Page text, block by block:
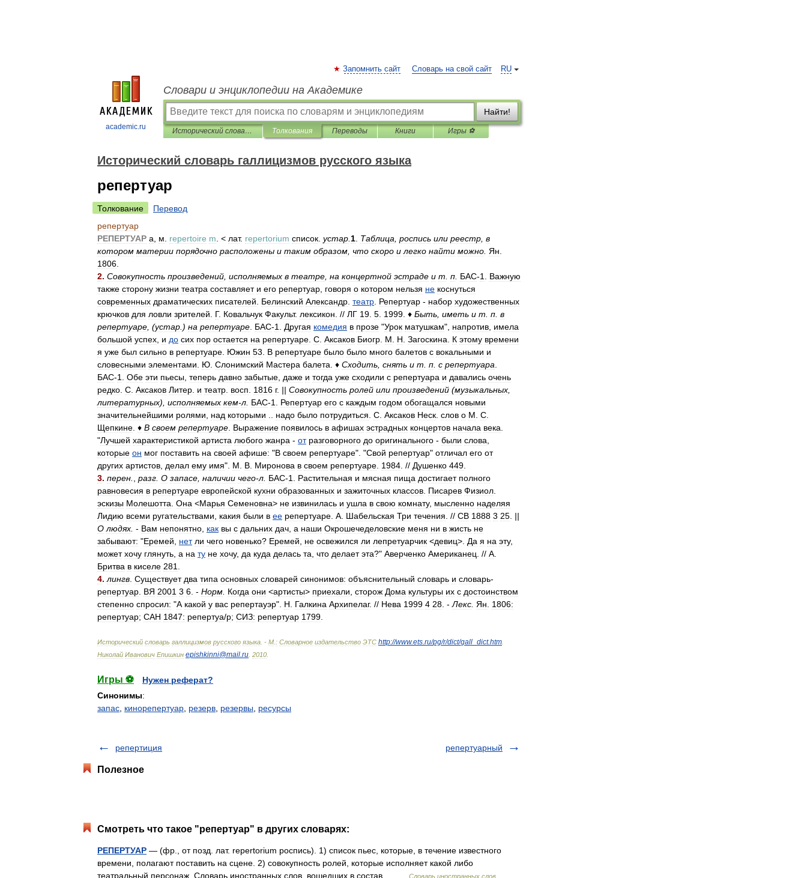
academic.ru
RU
Запомнить сайт Словарь на свой сайт
Словари и энциклопедии на Академике
Найти!
Исторический словарь галлицизмов русского языка Толкования Переводы Книги Игры ⚽
Исторический словарь галлицизмов русского языка
репертуар
Толкование
Перевод
репертуар
РЕПЕРТУАР а м repertoire m . < лат. repertorium список устар 1 Таблица роспись или реестр в
котором материи порядочно расположены и таким образом что скоро и легко найти можно Ян
1806
2. Совокупность произведений исполняемых в театре на концертной эстраде и т п БАС-1
Важную
также сторону жизни театра составляет и его репертуар говоря о котором нельзя не коснуться
современных драматических писателей Белинский Александр театр Репертуар - набор художественных
крючков для ловли зрителей Г. Ковальчук Факульт. лексикон . // ЛГ 19 5 1999 ♦ Быть иметь и т п в
репертуаре , (устар .) на репертуаре БАС-1 Другая комедия в прозе "Урок матушкам", напротив имела
большой успех и до сих пор остается на репертуаре С Аксаков Биогр М Н Загоскина К этому времени
я уже был сильно в репертуаре Южин 53 В репертуаре было было много балетов с вокальными и
словесными элементами Ю Слонимский Мастера балета ♦ Сходить снять и т п с репертуара
БАС-1 Обе эти пьесы теперь давно забытые даже и тогда уже сходили с репертуара и давались очень
редко С Аксаков Литер и театр восп 1816 г. || Совокупность ролей или произведений (музыкальных
литературных), исполняемых кем-л БАС-1 Репертуар его с каждым годом обогащался новыми
значительнейшими ролями над которыми надо было потрудиться С Аксаков Неск слов о М С
Щепкине ♦ В своем репертуаре Выражение появилось в афишах эстрадных концертов начала века
"Лучшей характеристикой артиста любого жанра - от разговорного до оригинального - были слова
которые он мог поставить на своей афише: "В своем репертуаре". "Свой репертуар" отличал его от
других артистов делал ему имя". М В Миронова в своем репертуаре 1984 . // Душенко 449
3. перен разг О запасе наличии чего-л БАС-1 Растительная и мясная пища достигает полного
равновесия в репертуаре европейской кухни образованных и зажиточных классов Писарев Физиол
эскизы Молешотта Она <Марья Семеновна> не извинилась и ушла в свою комнату, мысленно наделяя
Лидию всеми ругательствами какия были в ее репертуаре А Шабельская Три течения . // СВ 1888 3 25 ||
О людях - Вам непонятно как вы с дальних дач а наши Окрошечеделовские меня ни в жисть не
забывают: "Еремей нет ли чего новенько? Еремей не освежился ли лепретуарчик <девиц>. Да я на эту,
может хочу глянуть а на ту не хочу, да куда делась та что делает эта?" Аверченко Американец . // А
Бритва в киселе 281
4. лингв Существует два типа основных словарей синонимов: объяснительный словарь и словарь-
репертуар ВЯ 2001 3 6 . - Норм Когда они <артисты> приехали сторож Дома культуры их с достоинством
степенно спросил: "А какой у вас репертауэр". Н Галкина Архипелаг. // Нева 1999 4 28 . - Лекс Ян
1806:
репертуар; САН 1847: репертуа/р; СИЗ: репертуар 1799
Исторический словарь галлицизмов русского языка . - М : Словарное издательство ЭТС http://www.ets.ru/pg/r/dict/gall dict.htm
Николай Иванович Епишкин epishkinni@mail.ru 2010
Игры ⚽
Нужен реферат?
Синонимы:
запас кинорепертуар резерв резервы ресурсы
репертиция репертуарный
Полезное
Смотреть что такое "репертуар" в других словарях:
РЕПЕРТУАР — (фр., от позд. лат. repertorium роспись). 1) список пьес, которые, в течение известного
времени, полагают поставить на сцене. 2) совокупность ролей, которые исполняет какой либо
театральный персонаж. Словарь иностранных слов, вошедших в состав… …
Словарь иностранных слов